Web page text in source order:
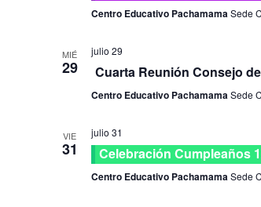
Centro Educativo PachamamaSede
MIÉ
29
julio 29
Cuarta Reunión Consejo
Centro Educativo PachamamaSede
VIE
31
julio 31
Celebración Cumpleaños
Centro Educativo PachamamaSede